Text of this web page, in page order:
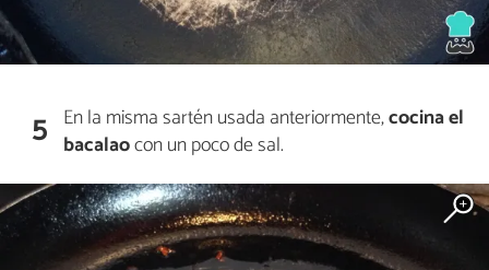
5 En la misma sartén usada anteriormente,cocina el
bacalaocon un poco de sal.